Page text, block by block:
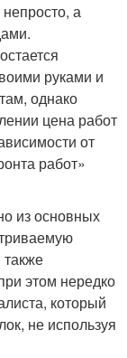
а
руками и
однако
цена работ
от
работ»
из основных
этом нередко
который
не используя